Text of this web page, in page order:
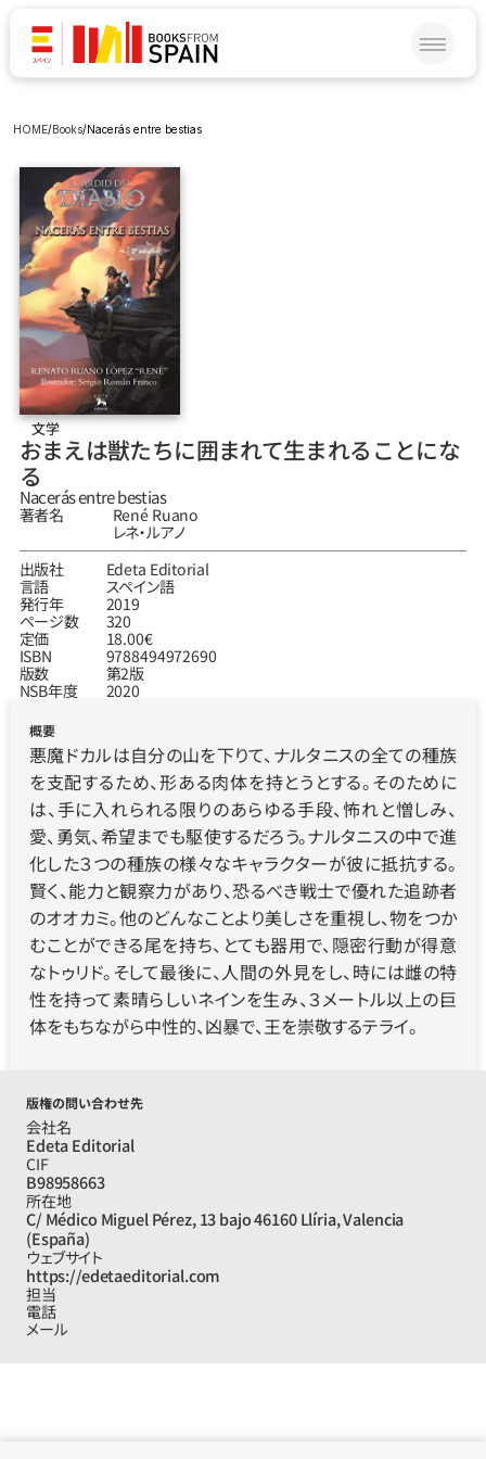
HOME/Books/Nacerás entre bestias
文学
おまえは獣たちに囲まれて生まれることにな
る
Nacerás entre bestias
著者名
René Ruano
レネ‧ルアノ
出版社
Edeta Editorial
言語
スペイン語
発行年
2019
ページ数
320
定価
18.00€
ISBN
9788494972690
版数
第2版
NSB年度
2020
概要
悪魔ドカルは自分の山を下りて、ナルタニスの全ての種族
を支配するため、形ある肉体を持とうとする。そのために
は、手に入れられる限りのあらゆる手段、怖れと憎しみ、
愛、勇気、希望までも駆使するだろう。ナルタニスの中で進
化した３つの種族の様々なキャラクターが彼に抵抗する。
賢く、能力と観察力があり、恐るべき戦士で優れた追跡者
のオオカミ。他のどんなことより美しさを重視し、物をつか
むことができる尾を持ち、とても器用で、隠密行動が得意
なトゥリド。そして最後に、人間の外見をし、時には雌の特
性を持って素晴らしいネインを生み、３メートル以上の巨
体をもちながら中性的、凶暴で、王を崇敬するテライ。
版権の問い合わせ先
会社名
Edeta Editorial
CIF
B98958663
所在地
C/ Médico Miguel Pérez, 13 bajo 46160 Llíria, Valencia
(España)
ウェブサイト
https://edetaeditorial.com
担当
電話
メール